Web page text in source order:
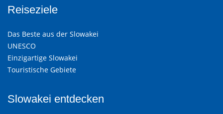
Reiseziele
Das Beste aus der Slowakei
UNESCO
Einzigartige Slowakei
Touristische Gebiete
Slowakei entdecken